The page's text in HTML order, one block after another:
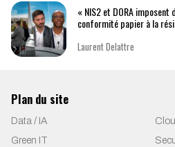
« NIS2 et DORA imposent
conformité papier à la
Laurent Delattre
Plan du site
Data / IA
Green IT